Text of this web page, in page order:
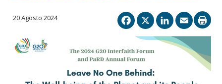
20 Agosto 2024 Facebook
X